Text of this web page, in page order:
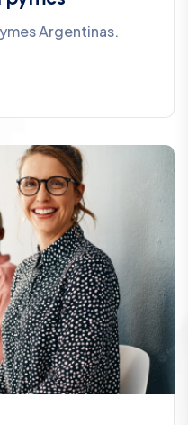
Argentinas.